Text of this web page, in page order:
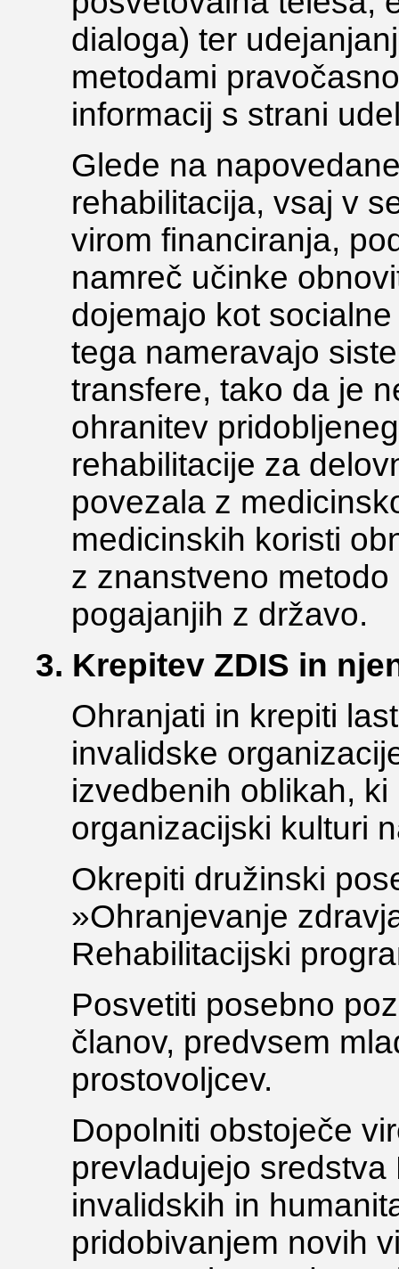
dialoga) ter
metodami
informacij s strani
Glede na
rehabilitacija, vsaj v
virom financiranja,
namreč učinke
dojemajo kot
tega nameravajo
transfere, tako da je
ohranitev
rehabilitacije za
povezala z
medicinskih koristi
z znanstveno
pogajanjih z državo.
3. Krepitev ZDIS in
Ohranjati in krepiti
invalidske
izvedbenih oblikah,
organizacijski kulturi
Okrepiti družinski
»Ohranjevanje
Rehabilitacijski
Posvetiti posebno
članov, predvsem
prostovoljcev.
Dopolniti obstoječe
prevladujejo
invalidskih in
pridobivanjem novih